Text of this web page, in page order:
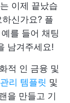
이제 끝났습
신가요? 플
를 들어 채팅
남겨주세요!
적 인 금융 및
리 템플릿 및
을 만들고 기